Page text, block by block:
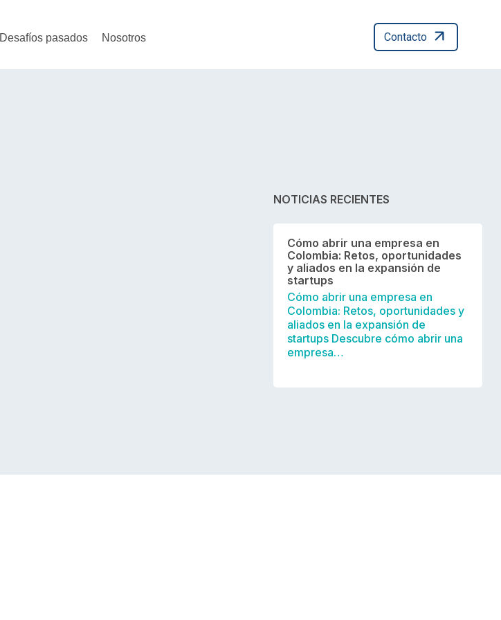
Desafíos pasados Nosotros Contacto
NOTICIAS RECIENTES
Cómo abrir una empresa en
Colombia: Retos, oportunidades
y aliados en la expansión de
startups
Cómo abrir una empresa en
Colombia: Retos, oportunidades y
aliados en la expansión de
startups Descubre cómo abrir una
empresa…